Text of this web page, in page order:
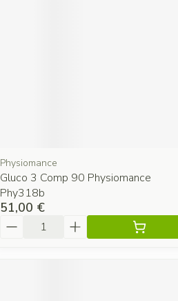
Physiomance
Gluco 3 Comp 90 Physiomance
Phy318b
51,00 €
Quantité